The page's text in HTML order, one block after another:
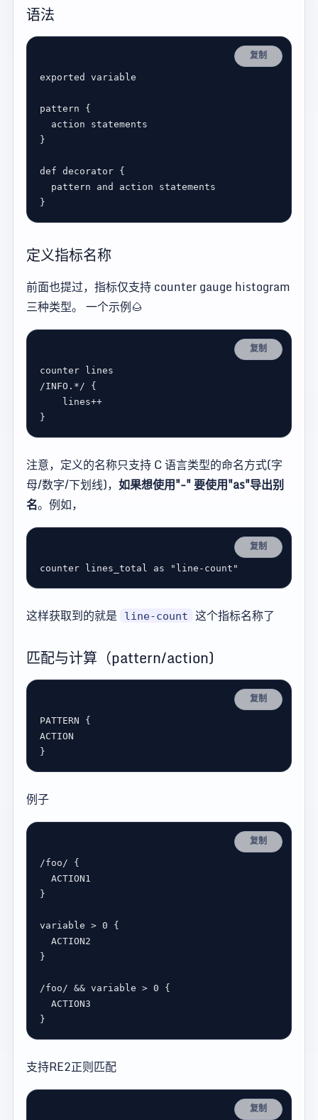
语法
复制
exported variable
pattern
action
statements
def decorator
pattern
and action
statements
定义指标名称
前面也提过，指标仅支持 counter gauge histogram
三种类型。 一个示例🌰
复制
counter lines
/INFO . */
lines++
注意，定义的名称只支持 C 语言类型的命名方式(字
母/数字/下划线)， 如果想使用"-" 要使用"as"导出别
名。例如，
复制
counter lines_total as "line-count"
这样获取到的就是 line-count 这个指标名称了
匹配与计算（pattern/action)
复制
PATTERN
ACTION
例子
复制
/foo /
ACTION1
variable > 0
ACTION2
/foo / && variable > 0
ACTION3
支持RE2正则匹配
复制